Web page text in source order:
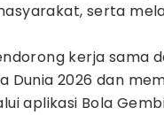
serta
kerja sama
Dunia 2026 dan
aplikasi Bola